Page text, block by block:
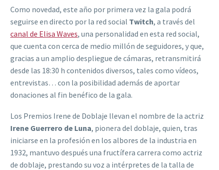
Como novedad, este año por primera vez la gala podrá
seguirse en directo por la red social Twitch, a través del
canal de Elisa Waves, una personalidad en esta red social,
que cuenta con cerca de medio millón de seguidores, y que,
gracias a un amplio despliegue de cámaras, retransmitirá
desde las 18:30 h contenidos diversos, tales como vídeos,
entrevistas… con la posibilidad además de aportar
donaciones al fin benéfico de la gala.
Los Premios Irene de Doblaje llevan el nombre de la actriz
Irene Guerrero de Luna, pionera del doblaje, quien, tras
iniciarse en la profesión en los albores de la industria en
1932, mantuvo después una fructífera carrera como actriz
de doblaje, prestando su voz a intérpretes de la talla de